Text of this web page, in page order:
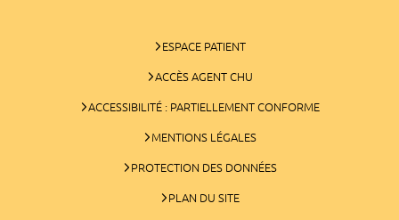
ESPACE PATIENT
ACCÈS AGENT CHU
ACCESSIBILITÉ : PARTIELLEMENT CONFORME
MENTIONS LÉGALES
PROTECTION DES DONNÉES
PLAN DU SITE